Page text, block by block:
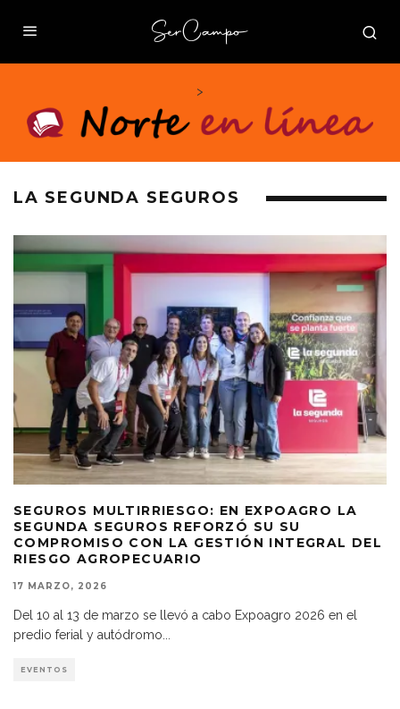
>
LA SEGUNDA SEGUROS
SEGUROS MULTIRRIESGO: EN EXPOAGRO LA
SEGUNDA SEGUROS REFORZÓ SU SU
COMPROMISO CON LA GESTIÓN INTEGRAL DEL
RIESGO AGROPECUARIO
17 MARZO, 2026
Del 10 al 13 de marzo se llevó a cabo Expoagro 2026 en el
predio ferial y autódromo
EVENTOS